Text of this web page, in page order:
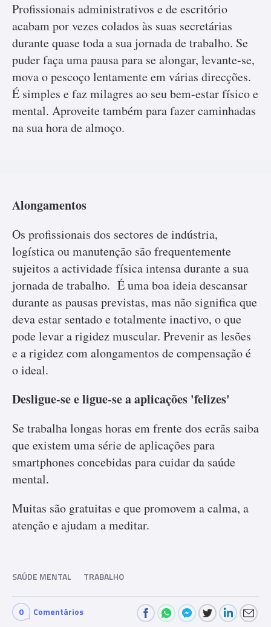
Profissionais administrativos e de escritório
acabam por vezes colados às suas secretárias
durante quase toda a sua jornada de trabalho. Se
puder faça uma pausa para se alongar, levante-se,
mova o pescoço lentamente em várias direcções.
É simples e faz milagres ao seu bem-estar físico e
mental. Aproveite também para fazer caminhadas
na sua hora de almoço.
Alongamentos
Os profissionais dos sectores de indústria,
logística ou manutenção são frequentemente
sujeitos a actividade física intensa durante a sua
jornada de trabalho. É uma boa ideia descansar
durante as pausas previstas, mas não significa que
deva estar sentado e totalmente inactivo, o que
pode levar a rigidez muscular. Prevenir as lesões
e a rigidez com alongamentos de compensação é
o ideal.
Desligue-se e ligue-se a aplicações 'felizes'
Se trabalha longas horas em frente dos ecrãs saiba
que existem uma série de aplicações para
smartphones concebidas para cuidar da saúde
mental.
Muitas são gratuitas e que promovem a calma, a
atenção e ajudam a meditar.
SAÚDE MENTAL TRABALHO
0
Comentários